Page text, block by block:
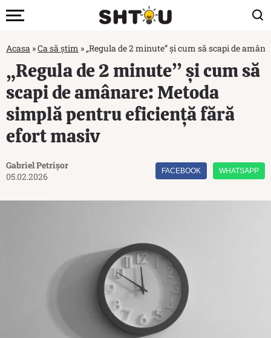
Acasa »Ca să știm »„Regula de 2 minute” și cum să scapi de
„Regula de 2 minute” și cum să
scapi de amânare: Metoda
simplă pentru eficiență fără
efort masiv
Gabriel Petrișor
05.02.2026
FACEBOOK WHATSAPP